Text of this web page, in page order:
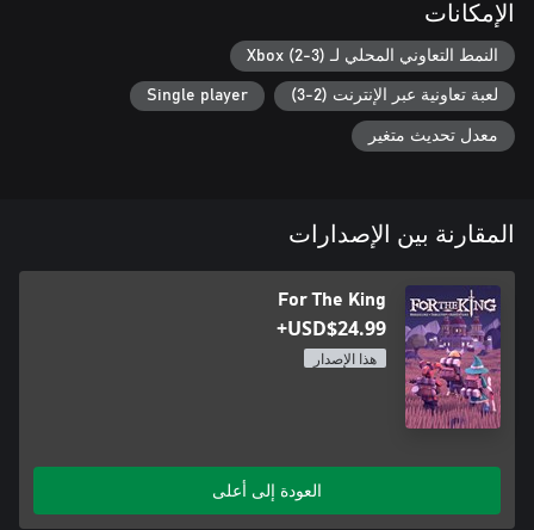
الإمكانات
النمط التعاوني المحلي لـ Xbox (2-3)
لعبة تعاونية عبر الإنترنت (2-3) Single player
معدل تحديث متغير
المقارنة بين الإصدارات
For The King
USD$24.99+
هذا الإصدار
العودة إلى أعلى